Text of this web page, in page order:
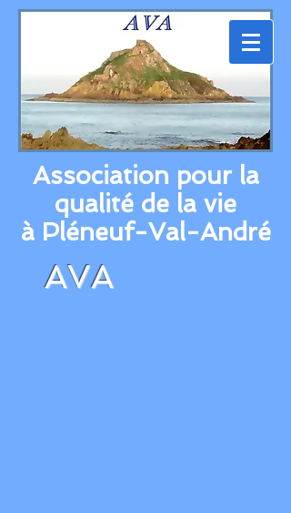
Association pour la
qualité de la vie
à Pléneuf-Val-André
AVA